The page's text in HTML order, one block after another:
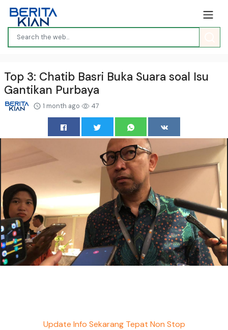
Top 3: Chatib Basri Buka Suara soal Isu
Gantikan Purbaya
1 month ago 47
Update Info Sekarang Tepat Non Stop